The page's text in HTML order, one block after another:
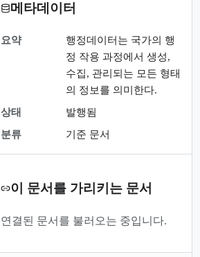
메타데이터
요약
행정데이터는 국가의 행
정 작용 과정에서 생성,
수집, 관리되는 모든 형태
의 정보를 의미한다.
상태
발행됨
분류
기준 문서
이 문서를 가리키는 문서
연결된 문서를 불러오는 중입니다.